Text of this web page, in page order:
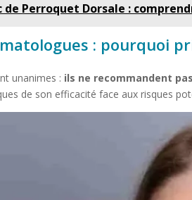
de Perroquet Dorsale :
: pourquoi
unanimes : ils ne recommandent
de son efficacité face aux risques